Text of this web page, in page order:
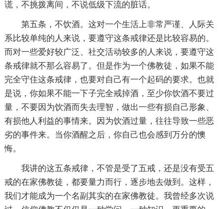
谎，不挑拨离间，不说低级下流的脏话。
第五条，不饮酒。这对一个生活上非常严谨、人际关
系比较单纯的人来说，要遵守这条戒律还是比较容易的。
而对一些爱好较广泛、社交活动较多的人来说，要遵守这
条戒律就不那么容易了。但是作为一个佛教徒，如果不能
完全守住这条戒律，也要对自己有一个起码的要求。也就
是说，你如果不能一下子完全戒掉酒，至少你饮酒不要过
量，不要因为饮酒而失去理智，做出一些有损自己形象、
有损他人利益的事情来。因为饮酒过量，往往导致一些恶
劣的事件来。当你酒醒之后，你自己也会感到万分的懊
悔。
我讲的这五条戒律，不管是受了五戒，还是没有受五
戒的在家佛教徒，都要量力而行，逐步地去做到。这样，
我们才能成为一个名副其实的在家佛教徒。我曾经多次说